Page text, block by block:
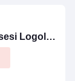
Kadıköy Anadolu Lisesi Logolu Ürünler Mağazası